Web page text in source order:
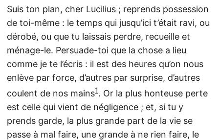
Suis ton plan, cher Lucilius ; reprends possession
de toi-même : le temps qui jusqu’ici t’était ravi, ou
dérobé, ou que tu laissais perdre, recueille et
ménage-le. Persuade-toi que la chose a lieu
comme je te l’écris : il est des heures qu’on nous
enlève par force, d’autres par surprise, d’autres
coulent de nos mains1. Or la plus honteuse perte
est celle qui vient de négligence ; et, si tu y
prends garde, la plus grande part de la vie se
passe à mal faire, une grande à ne rien faire, le